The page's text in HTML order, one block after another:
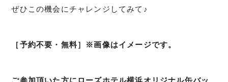
ぜひこの機会にチャレンジしてみて♪
［予約不要・無料］※画像はイメージです。
ご参加頂いた方にローズホテル横浜オリジナル缶バッ